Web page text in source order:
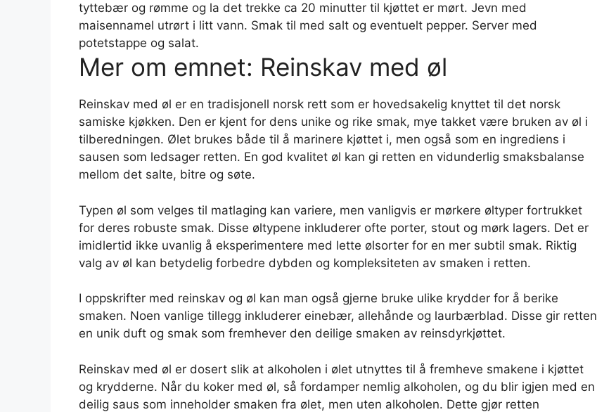
tyttebær og rømme og la det trekke ca 20 minutter til kjøttet er mørt. Jevn med
maisennamel utrørt i litt vann. Smak til med salt og eventuelt pepper. Server med
potetstappe og salat.
Mer om emnet: Reinskav med øl
Reinskav med øl er en tradisjonell norsk rett som er hovedsakelig knyttet til det norsk
samiske kjøkken. Den er kjent for dens unike og rike smak, mye takket være bruken av øl i
tilberedningen. Ølet brukes både til å marinere kjøttet i, men også som en ingrediens i
sausen som ledsager retten. En god kvalitet øl kan gi retten en vidunderlig smaksbalanse
mellom det salte, bitre og søte.
Typen øl som velges til matlaging kan variere, men vanligvis er mørkere øltyper fortrukket
for deres robuste smak. Disse øltypene inkluderer ofte porter, stout og mørk lagers. Det er
imidlertid ikke uvanlig å eksperimentere med lette ølsorter for en mer subtil smak. Riktig
valg av øl kan betydelig forbedre dybden og kompleksiteten av smaken i retten.
I oppskrifter med reinskav og øl kan man også gjerne bruke ulike krydder for å berike
smaken. Noen vanlige tillegg inkluderer einebær, allehånde og laurbærblad. Disse gir retten
en unik duft og smak som fremhever den deilige smaken av reinsdyrkjøttet.
Reinskav med øl er dosert slik at alkoholen i ølet utnyttes til å fremheve smakene i kjøttet
og krydderne. Når du koker med øl, så fordamper nemlig alkoholen, og du blir igjen med en
deilig saus som inneholder smaken fra ølet, men uten alkoholen. Dette gjør retten